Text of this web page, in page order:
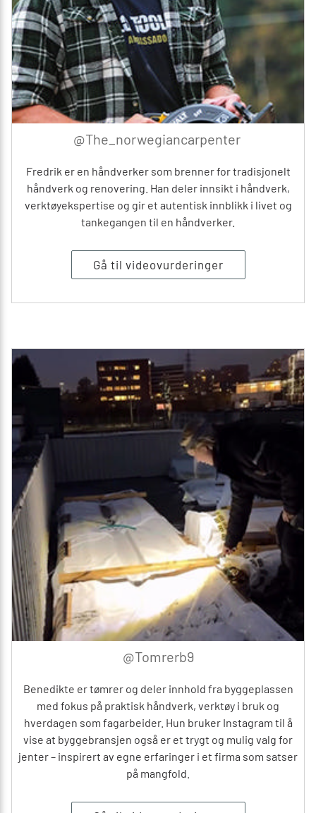
@The_norwegiancarpenter
Fredrik er en håndverker som brenner for tradisjonelt
håndverk og renovering. Han deler innsikt i håndverk,
verktøyekspertise og gir et autentisk innblikk i livet og
tankegangen til en håndverker.
Gå til videovurderinger
@Tomrerb9
Benedikte er tømrer og deler innhold fra byggeplassen
med fokus på praktisk håndverk, verktøy i bruk og
hverdagen som fagarbeider. Hun bruker Instagram til å
vise at byggebransjen også er et trygt og mulig valg for
jenter – inspirert av egne erfaringer i et firma som satser
på mangfold.